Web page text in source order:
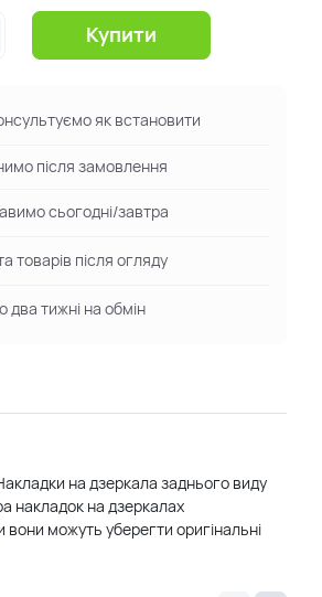
Купити
як встановити
після замовлення
сьогодні/завтра
товарів після огляду
два тижні на обмін
на дзеркала заднього виду
накладок на дзеркалах
можуть уберегти оригінальні